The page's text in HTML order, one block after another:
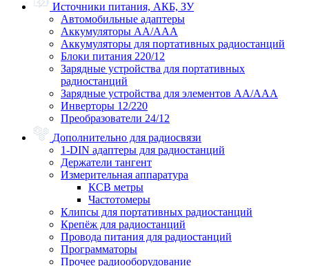
Источники питания, АКБ, ЗУ
Автомобильные адаптеры
Аккумуляторы АА/ААА
Аккумуляторы для портативных радиостанций
Блоки питания 220/12
Зарядные устройства для портативных
радиостанций
Зарядные устройства для элементов АА/ААА
Инверторы 12/220
Преобразователи 24/12
Дополнительно для радиосвязи
1-DIN адаптеры для радиостанций
Держатели тангент
Измерительная аппаратура
КСВ метры
Частотомеры
Клипсы для портативных радиостанций
Крепёж для радиостанций
Провода питания для радиостанций
Программаторы
Прочее радиооборудование